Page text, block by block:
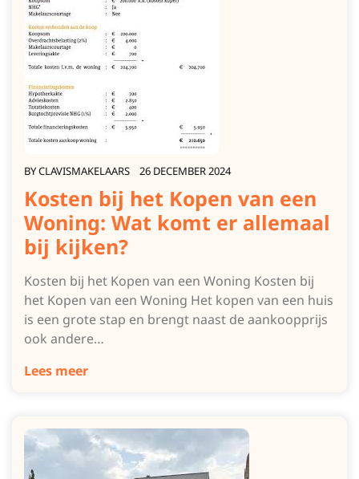
BYCLAVISMAKELAARS 26 DECEMBER 2024
Kosten bij het Kopen van een
Woning: Wat komt er allemaal
bij kijken?
Kosten bij het Kopen van een Woning Kosten bij
het Kopen van een Woning Het kopen van een huis
is een grote stap en brengt naast de aankoopprijs
ook andere…
Lees meer